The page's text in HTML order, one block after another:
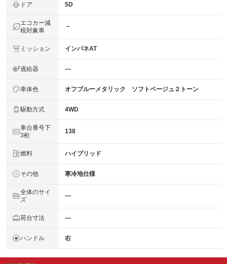
ドア 5D
エコカー減
税対象車
－
ミッション インパネAT
過給器 ―
車体色 オフブルーメタリック ソフトベージュ２トーン
駆動方式 4WD
車台番号下
3桁
138
燃料 ハイブリッド
その他 寒冷地仕様
全体のサイ
ズ
―
荷台寸法 ―
ハンドル 右